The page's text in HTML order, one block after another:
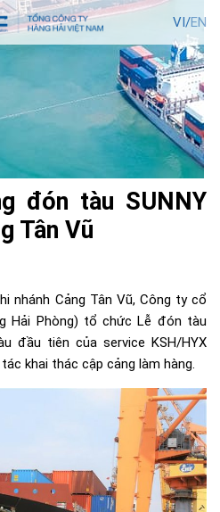
VI/EN
đón tàu SUNNY
Tân Vũ
nhánh Cảng Tân Vũ, Công ty cổ
Hải Phòng) tổ chức Lễ đón tàu
đầu tiên của service KSH/HYX
khai thác cập cảng làm hàng.